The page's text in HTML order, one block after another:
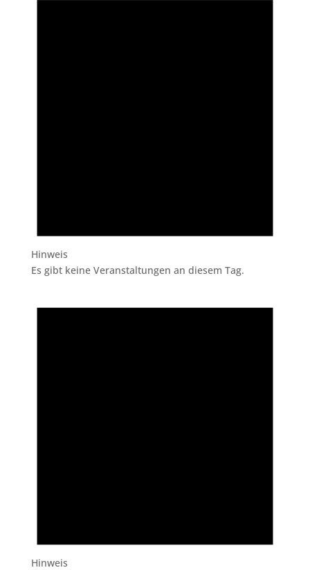
Hinweis
Es gibt keine Veranstaltungen an diesem Tag.
Hinweis